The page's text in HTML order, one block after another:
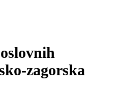
zagorska